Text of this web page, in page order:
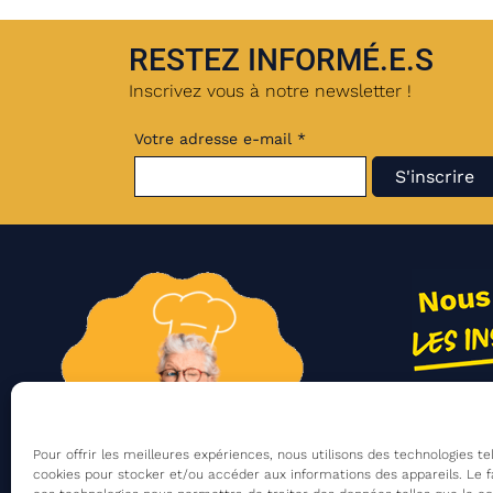
Pour offrir les meilleures expériences, nous utilisons des technologies
cookies pour stocker et/ou accéder aux informations des appareils. Le
RESTEZ INFORMÉ.E.S
Inscrivez vous à notre newsletter !
Votre adresse e-mail *
Contact